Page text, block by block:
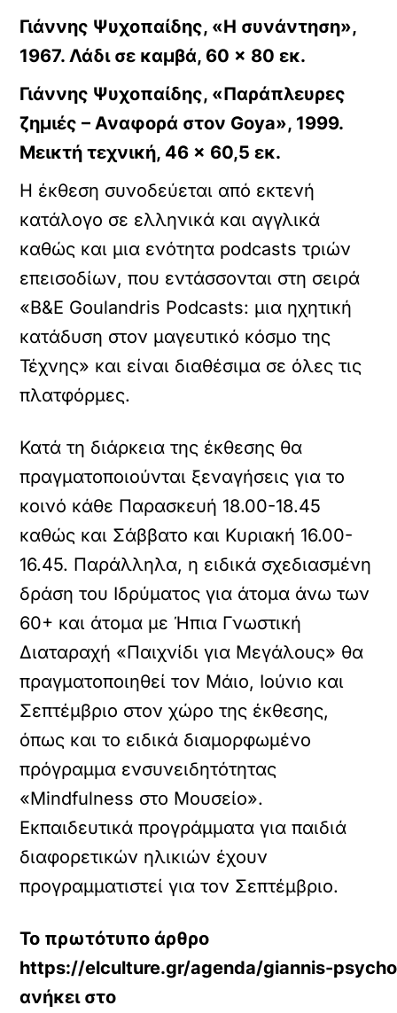
Γιάννης Ψυχοπαίδης, «Η συνάντηση»,
1967. Λάδι σε καμβά, 60 × 80 εκ.
Γιάννης Ψυχοπαίδης, «Παράπλευρες
ζημιές – Αναφορά στον Goya», 1999.
Μεικτή τεχνική, 46 × 60,5 εκ.
Η έκθεση συνοδεύεται από εκτενή
κατάλογο σε ελληνικά και αγγλικά
καθώς και μια ενότητα podcasts τριών
επεισοδίων, που εντάσσονται στη σειρά
«B&E Goulandris Podcasts: μια ηχητική
κατάδυση στον μαγευτικό κόσμο της
Τέχνης» και είναι διαθέσιμα σε όλες τις
πλατφόρμες.
Κατά τη διάρκεια της έκθεσης θα
πραγματοποιούνται ξεναγήσεις για το
κοινό κάθε Παρασκευή 18.00-18.45
καθώς και Σάββατο και Κυριακή 16.00-
16.45. Παράλληλα, η ειδικά σχεδιασμένη
δράση του Ιδρύματος για άτομα άνω των
60+ και άτομα με Ήπια Γνωστική
Διαταραχή «Παιχνίδι για Μεγάλους» θα
πραγματοποιηθεί τον Μάιο, Ιούνιο και
Σεπτέμβριο στον χώρο της έκθεσης,
όπως και το ειδικά διαμορφωμένο
πρόγραμμα ενσυνειδητότητας
«Mindfulness στο Μουσείο».
Εκπαιδευτικά προγράμματα για παιδιά
διαφορετικών ηλικιών έχουν
προγραμματιστεί για τον Σεπτέμβριο.
Το πρωτότυπο άρθρο
https://elculture.gr/agenda/giannis-
ανήκει στο